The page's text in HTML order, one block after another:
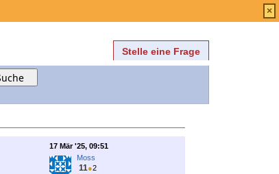
Stelle eine Frage
17 Mär '25, 09:51
Moss
11●2
×